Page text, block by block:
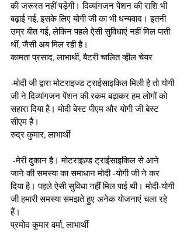
की जरूरत नहीं पड़ेगी। दिव्यांगजन पेंशन की राशि भी
बढ़ाई गई, इसके लिए योगी जी का भी धन्यवाद। इतनी
उम्र बीत गई, लेकिन पहले ऐसी सुविधाएं नहीं मिल पाती
थीं, जैसी अब मिल रही है।
कामता प्रसाद, लाभार्थी, बैटरी चालित व्हील चेयर
-मोदी जी द्वारा मोटराइज्ड ट्राईसाइकिल मिली है तो योगी
जी ने दिव्यांगजन पेंशन की रकम बढ़ाकर हम लोगों को
सहारा दिया है। मोदी बेस्ट पीएम और योगी जी बेस्ट
सीएम हैं।
रुद्र कुमार, लाभार्थी
-मेरी दुकान है। मोटराइज़्ड ट्राईसाइकिल से आने
जाने की समस्या का समाधान मोदी -योगी जी ने कर
दिया है। पहले ऐसी सुविधा नहीं मिल पाई थी। मोदी-योगी
जी हमारी समस्या समझते हुए अनेक योजनाएं चला रहे
हैं।
प्रमोद कुमार वर्मा, लाभार्थी